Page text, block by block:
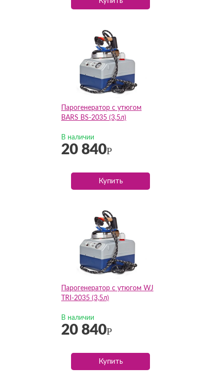
Парогенератор с утюгом
BARS BS-2035 (3,5л)
В наличии
20 840Р
Купить
Парогенератор с утюгом WJ
TRI-2035 (3,5л)
В наличии
20 840Р
Купить